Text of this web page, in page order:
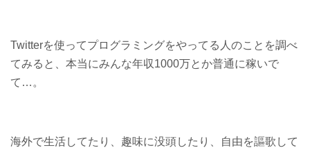
Twitterを使ってプログラミングをやってる人のことを調べ
てみると、本当にみんな年収1000万とか普通に稼いで
て…。
海外で生活してたり、趣味に没頭したり、自由を謳歌して